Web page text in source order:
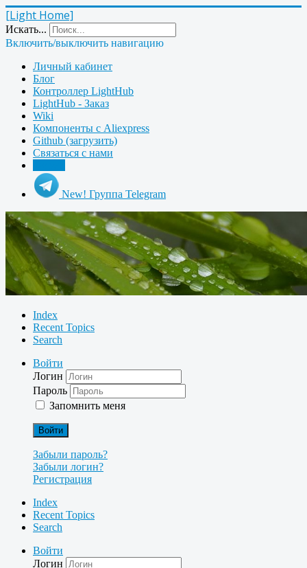
[Light Home]
Искать...
Включить/выключить навигацию
Личный кабинет
Блог
Контроллер LightHub
LightHub - Заказ
Wiki
Компоненты с Aliexpress
Github (загрузить)
Связаться с нами
New! Группа Telegram
Index
Recent Topics
Search
Войти
Логин
Пароль
Запомнить меня
Войти
Забыли пароль?
Забыли логин?
Регистрация
Index
Recent Topics
Search
Войти
Логин